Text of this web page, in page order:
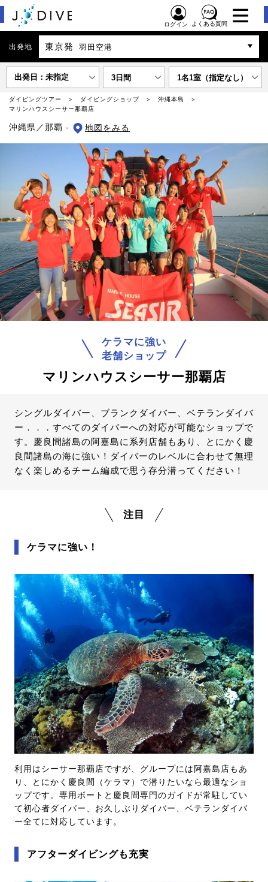
ログイン よくある質問
出発地 東京発 羽田空港
出発日：未指定 3日間 1名1室（指定なし）
ダイビングツアー ダイビングショップ
沖縄本島
マリンハウスシーサー那覇店
沖縄県／那覇 - 地図をみる
ケラマに強い
老舗ショップ
マリンハウスシーサー那覇店
シングルダイバー、ブランクダイバー、ベテランダイバ
ー．．．すべてのダイバーへの対応が可能なショップで
す。慶良間諸島の阿嘉島に系列店舗もあり、とにかく慶
良間諸島の海に強い！ダイバーのレベルに合わせて無理
なく楽しめるチーム編成で思う存分潜ってください！
注目
ケラマに強い！
利用はシーサー那覇店ですが、グループには阿嘉島店もあ
り、とにかく慶良間（ケラマ）で潜りたいなら最適なショ
ップです。専用ボートと慶良間専門のガイドが常駐してい
て初心者ダイバー、お久しぶりダイバー、ベテランダイバ
ー全てに対応しています。
アフターダイビングも充実